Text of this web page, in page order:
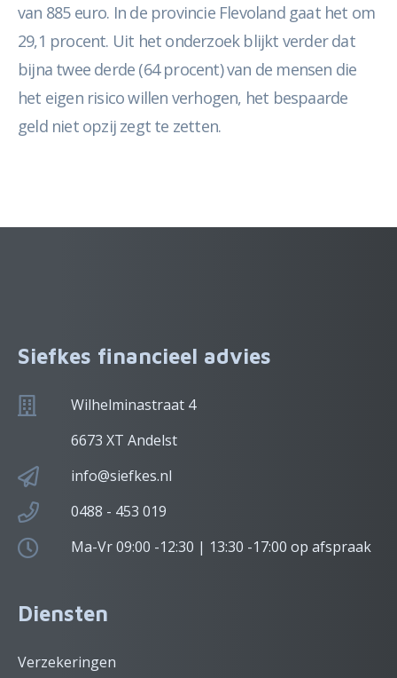
van 885 euro. In de provincie Flevoland gaat het om
29,1 procent. Uit het onderzoek blijkt verder dat
bijna twee derde (64 procent) van de mensen die
het eigen risico willen verhogen, het bespaarde
geld niet opzij zegt te zetten.
Siefkes financieel advies
Wilhelminastraat 4
6673 XT Andelst
info@siefkes.nl
0488 - 453 019
Ma-Vr 09:00 -12:30 | 13:30 -17:00 op afspraak
Diensten
Verzekeringen